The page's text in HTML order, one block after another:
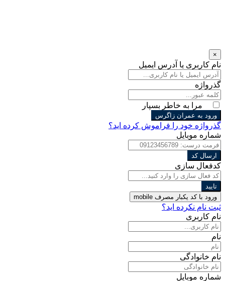
×
نام کاربری یا آدرس ایمیل
گذرواژه
مرا به خاطر بسپار
ورود به عمران زاگرس
گذرواژه خود را فراموش کرده اید؟
شماره موبایل
ارسال کد
کدفعال سازی
تایید
ورود با کد یکبار مصرف mobile
ثبت نام نکرده اید؟
نام کاربری
نام
نام خانوادگی
شماره موبایل